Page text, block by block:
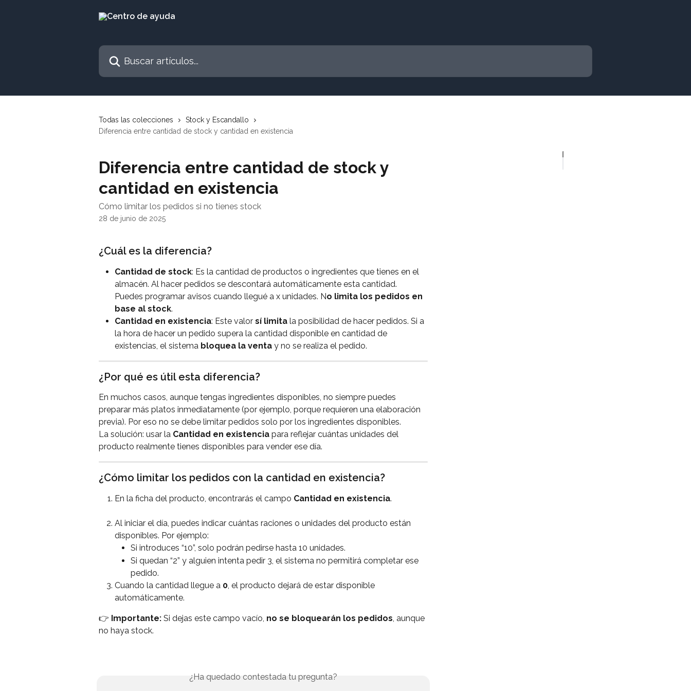
Buscar artículos...
Todas las colecciones
Stock y Escandallo
Diferencia entre cantidad de stock y cantidad en existencia
Diferencia entre cantidad de stock y
cantidad en existencia
Cómo limitar los pedidos si no tienes stock
28 de junio de 2025
¿Cuál es la diferencia?
Cantidad de stock: Es la cantidad de productos o ingredientes que tienes en el
almacén. Al hacer pedidos se descontará automáticamente esta cantidad.
Puedes programar avisos cuando llegué a x unidades. No limita los pedidos en
base al stock.
Cantidad en existencia: Este valor sí limita la posibilidad de hacer pedidos. Si a
la hora de hacer un pedido supera la cantidad disponible en cantidad de
existencias, el sistema bloquea la venta y no se realiza el pedido.
¿Por qué es útil esta diferencia?
En muchos casos, aunque tengas ingredientes disponibles, no siempre puedes
preparar más platos inmediatamente (por ejemplo, porque requieren una elaboración
previa). Por eso no se debe limitar pedidos solo por los ingredientes disponibles.
La solución: usar la Cantidad en existencia para reflejar cuántas unidades del
producto realmente tienes disponibles para vender ese día.
¿Cómo limitar los pedidos con la cantidad en existencia?
En la ficha del producto, encontrarás el campo Cantidad en existencia.
Al iniciar el día, puedes indicar cuántas raciones o unidades del producto están
disponibles. Por ejemplo:
Si introduces “10”, solo podrán pedirse hasta 10 unidades.
Si quedan “2” y alguien intenta pedir 3, el sistema no permitirá completar ese
pedido.
Cuando la cantidad llegue a 0, el producto dejará de estar disponible
automáticamente.
👉 Importante: Si dejas este campo vacío, no se bloquearán los pedidos, aunque
no haya stock.
¿Ha quedado contestada tu pregunta?